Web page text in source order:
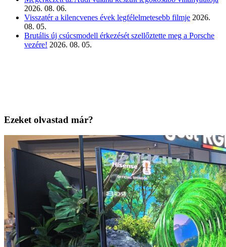
2026. 08. 06.
Visszatér a kilencvenes évek legfélelmetesebb filmje 2026.
08. 05.
Brutális új csúcsmodell érkezését szellőztette meg a Porsche
vezére! 2026. 08. 05.
Ezeket olvastad már?